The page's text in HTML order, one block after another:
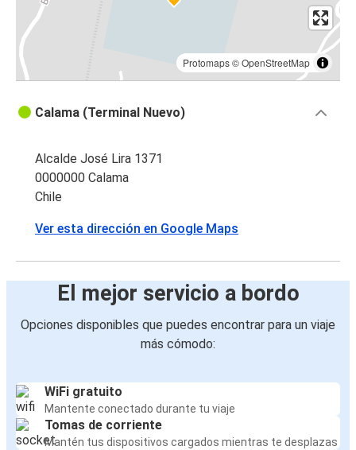
Protomaps©OpenStreetMap
Calama (Terminal Nuevo)
Alcalde José Lira 1371
0000000 Calama
Chile
Ver esta dirección en Google Maps
El mejor servicio a bordo
Opciones disponibles que puedes encontrar para un viaje
más cómodo:
WiFi gratuito
Mantente conectado durante tu viaje
Tomas de corriente
Mantén tus dispositivos cargados mientras te desplazas